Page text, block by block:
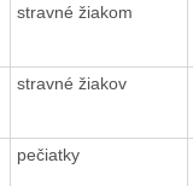
stravné žiakom
stravné žiakov
pečiatky